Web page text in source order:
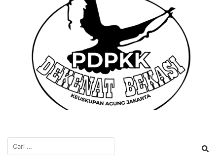
Cari
untuk: